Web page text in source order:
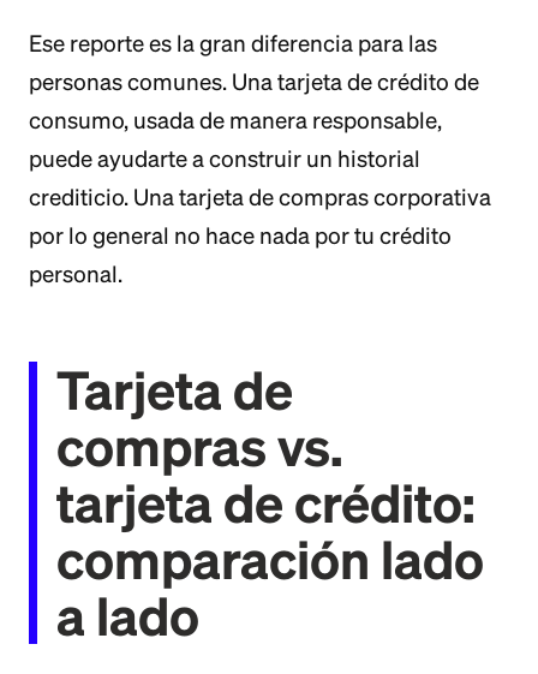
Ese reporte es la gran diferencia para las
personas comunes. Una tarjeta de crédito de
consumo, usada de manera responsable,
puede ayudarte a construir un historial
crediticio. Una tarjeta de compras corporativa
por lo general no hace nada por tu crédito
personal.
Tarjeta de
compras vs.
tarjeta de crédito:
comparación lado
a lado